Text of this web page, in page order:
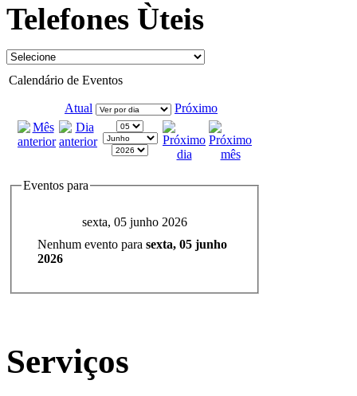
Telefones Ùteis
Calendário de Eventos
Atual Próximo
Eventos para
sexta, 05 junho 2026
Nenhum evento para sexta, 05 junho
2026
Serviços